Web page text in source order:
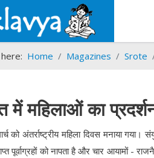
Home Magazines Srote
में महिलाओं का
को अंतर्राष्ट्रीय महिला दिवस मनाया
पूर्वाग्रहों को नापता है और चार आयामों -